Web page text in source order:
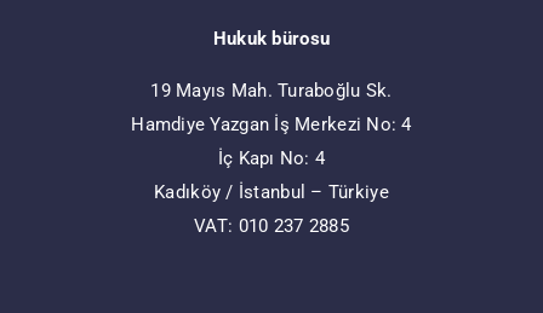
Hukuk bürosu
19 Mayıs Mah. Turaboğlu Sk.
Hamdiye Yazgan İş Merkezi No: 4
İç Kapı No: 4
Kadıköy / İstanbul – Türkiye
VAT: 010 237 2885